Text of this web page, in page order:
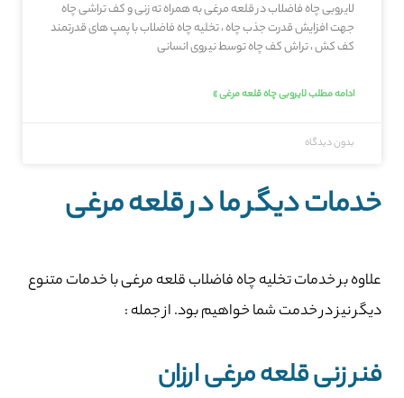
لایروبی چاه فاضلاب در قلعه‌ مرغی به همراه ته زنی و کف تراشی چاه
جهت افزایش قدرت جذب چاه ، تخلیه چاه فاضلاب با پمپ های قدرتمند
کف کش ، تراش کف چاه توسط نیروی انسانی
ادامه مطلب لایروبی چاه قلعه‌ مرغی »
بدون دیدگاه
خدمات دیگر ما در قلعه‌ مرغی
علاوه بر خدمات تخلیه چاه فاضلاب قلعه‌ مرغی با خدمات متنوع
دیگر نیز در خدمت شما خواهیم بود. از جمله :
فنر زنی قلعه‌ مرغی ارزان